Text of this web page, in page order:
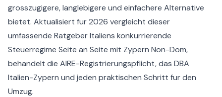
grosszugigere, langlebigere und einfachere Alternative
bietet. Aktualisiert fur 2026 vergleicht dieser
umfassende Ratgeber Italiens konkurrierende
Steuerregime Seite an Seite mit Zypern Non-Dom,
behandelt die AIRE-Registrierungspflicht, das DBA
Italien-Zypern und jeden praktischen Schritt fur den
Umzug.